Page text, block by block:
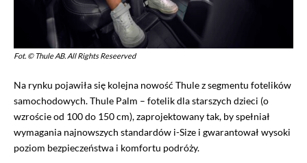
Fot. © Thule AB. All Rights Reseerved
Na rynku pojawiła się kolejna nowość Thule z segmentu fotelików
samochodowych. Thule Palm – fotelik dla starszych dzieci (o
wzroście od 100 do 150 cm), zaprojektowany tak, by spełniał
wymagania najnowszych standardów i-Size i gwarantował wysoki
poziom bezpieczeństwa i komfortu podróży.